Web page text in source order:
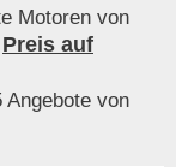
Motoren von
Preis auf
Angebote von